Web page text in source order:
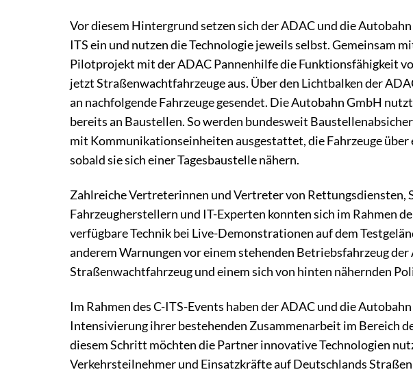
Vor diesem Hintergrund setzen sich der ADAC und die
ITS ein und nutzen die Technologie jeweils selbst. Gemeinsam
Pilotprojekt mit der ADAC Pannenhilfe die Funktionsfähigkeit
jetzt Straßenwachtfahrzeuge aus. Über den Lichtbalken der
an nachfolgende Fahrzeuge gesendet. Die Autobahn GmbH
bereits an Baustellen. So werden bundesweit
mit Kommunikationseinheiten ausgestattet, die Fahrzeuge
sobald sie sich einer Tagesbaustelle nähern.
Zahlreiche Vertreterinnen und Vertreter von Rettungsdiensten,
Fahrzeugherstellern und IT-Experten konnten sich im Rahmen
verfügbare Technik bei Live-Demonstrationen auf dem
anderem Warnungen vor einem stehenden Betriebsfahrzeug
Straßenwachtfahrzeug und einem sich von hinten nähernden
Im Rahmen des C-ITS-Events haben der ADAC und die
Intensivierung ihrer bestehenden Zusammenarbeit im Bereich
diesem Schritt möchten die Partner innovative Technologien
Verkehrsteilnehmer und Einsatzkräfte auf Deutschlands Straßen